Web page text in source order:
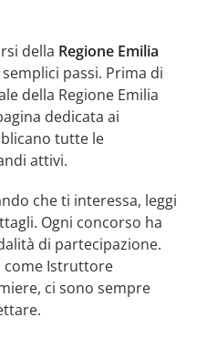
della Regione Emilia
passi. Prima di
della Regione Emilia
dedicata ai
tutte le
attivi.
che ti interessa, leggi
Ogni concorso ha
di partecipazione.
come Istruttore
ci sono sempre